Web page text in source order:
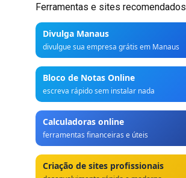
Ferramentas e sites recomendados
Divulga Manaus
divulgue sua empresa grátis em Manaus
Bloco de Notas Online
escreva rápido sem instalar nada
Calculadoras online
ferramentas financeiras e úteis
Criação de sites profissionais